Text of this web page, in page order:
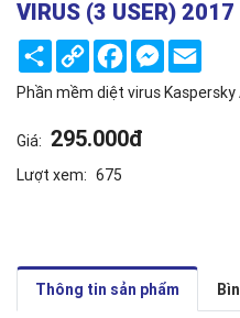
VIRUS (3 USER) 2017
Share
Copy
Link
FacebookMessenger
Phần mềm diệt virus
Giá: 295.000đ
Lượt xem: 675
Thông tin sản phẩm